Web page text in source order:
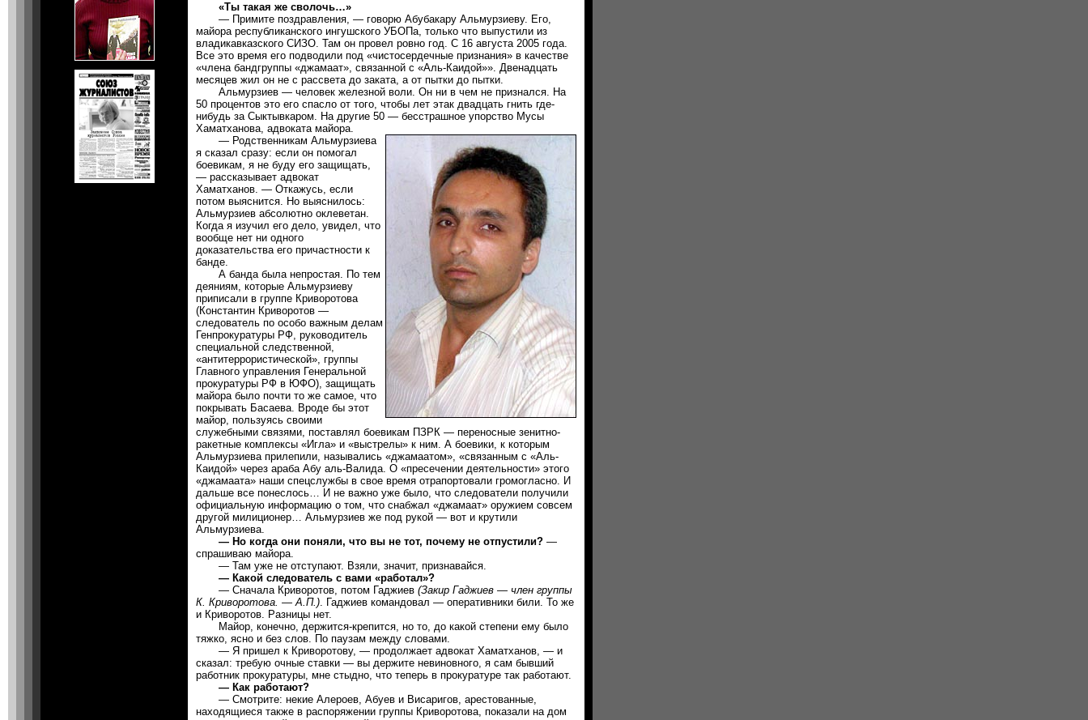
«Ты такая же сволочь…»
— Примите поздравления, — говорю Абубакару Альмурзиеву. Его,
майора республиканского ингушского УБОПа, только что выпустили из
владикавказского СИЗО. Там он провел ровно год. С 16 августа 2005 года.
Все это время его подводили под «чистосердечные признания» в качестве
«члена бандгруппы «джамаат», связанной с «Аль-Каидой»». Двенадцать
месяцев жил он не с рассвета до заката, а от пытки до пытки.
Альмурзиев — человек железной воли. Он ни в чем не признался. На
50 процентов это его спасло от того, чтобы лет этак двадцать гнить где-
нибудь за Сыктывкаром. На другие 50 — бесстрашное упорство Мусы
Хаматханова, адвоката майора.
— Родственникам Альмурзиева
я сказал сразу: если он помогал
боевикам, я не буду его защищать,
— рассказывает адвокат
Хаматханов. — Откажусь, если
потом выяснится. Но выяснилось:
Альмурзиев абсолютно оклеветан.
Когда я изучил его дело, увидел, что
вообще нет ни одного
доказательства его причастности к
банде.
А банда была непростая. По тем
деяниям, которые Альмурзиеву
приписали в группе Криворотова
(Константин Криворотов —
следователь по особо важным делам
Генпрокуратуры РФ, руководитель
специальной следственной,
«антитеррористической», группы
Главного управления Генеральной
прокуратуры РФ в ЮФО), защищать
майора было почти то же самое, что
покрывать Басаева. Вроде бы этот
майор, пользуясь своими
служебными связями, поставлял боевикам ПЗРК — переносные зенитно-
ракетные комплексы «Игла» и «выстрелы» к ним. А боевики, к которым
Альмурзиева прилепили, назывались «джамаатом», «связанным с «Аль-
Каидой» через араба Абу аль-Валида. О «пресечении деятельности» этого
«джамаата» наши спецслужбы в свое время отрапортовали громогласно. И
дальше все понеслось… И не важно уже было, что следователи получили
официальную информацию о том, что снабжал «джамаат» оружием совсем
другой милиционер… Альмурзиев же под рукой — вот и крутили
Альмурзиева.
— Но когда они поняли, что вы не тот, почему не отпустили? —
спрашиваю майора.
— Там уже не отступают. Взяли, значит, признавайся.
— Какой следователь с вами «работал»?
— Сначала Криворотов, потом Гаджиев (Закир Гаджиев — член группы
К. Криворотова. — А.П.). Гаджиев командовал — оперативники били. То же
и Криворотов. Разницы нет.
Майор, конечно, держится-крепится, но то, до какой степени ему было
тяжко, ясно и без слов. По паузам между словами.
— Я пришел к Криворотову, — продолжает адвокат Хаматханов, — и
сказал: требую очные ставки — вы держите невиновного, я сам бывший
работник прокуратуры, мне стыдно, что теперь в прокуратуре так работают.
— Как работают?
— Смотрите: некие Алероев, Абуев и Висаригов, арестованные,
находящиеся также в распоряжении группы Криворотова, показали на дом